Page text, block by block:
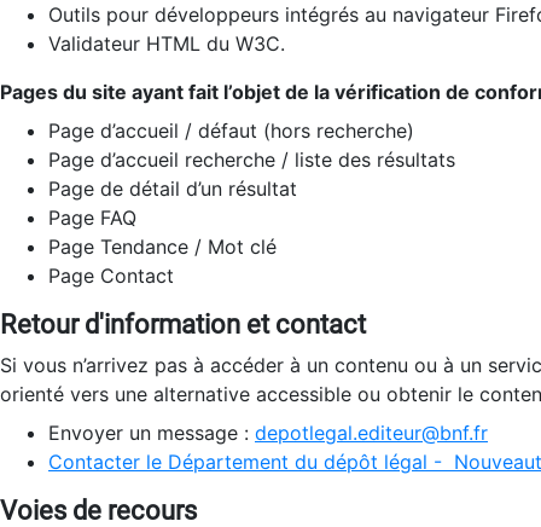
Outils pour développeurs intégrés au navigateur
Validateur HTML du W3C.
Pages du site ayant fait l’objet de la vérification de
Page d’accueil / défaut (hors recherche)
Page d’accueil recherche / liste des résultats
Page de détail d’un résultat
Page FAQ
Page Tendance / Mot clé
Page Contact
Retour d'information et contact
Si vous n’arrivez pas à accéder à un contenu ou à un
orienté vers une alternative accessible ou obtenir le
Envoyer un message : depotlegal.editeur@bnf.fr
Contacter le Département du dépôt légal -
Voies de recours